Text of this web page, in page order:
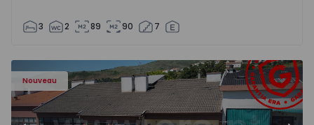
3 2 89 90 7
Nouveau
- 18
Appartement T2 Covilhã, Covilhã e Canhoso - 1497806 -